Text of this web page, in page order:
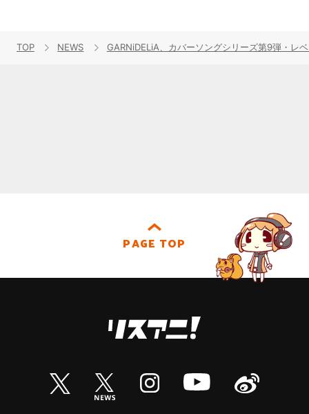
TOP NEWS GARNiDELiA、カバーソングシリーズ第9弾・レ
PAGE TOP